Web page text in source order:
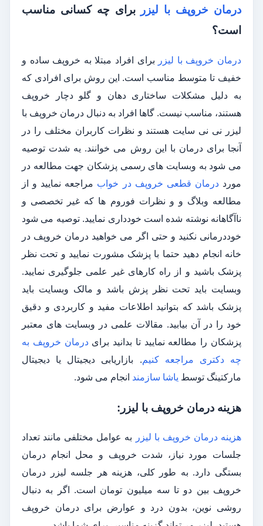
درمان خروپف با لیزر
برای چه کسانی مناسب
است؟
درمان خروپف با لیزر
برای افراد مبتلا به خروپف ساده و
خفیف تا متوسط مناسب است. این روش برای افرادی که
به دلیل مشکلات ساختاری دهان و گلو دچار خروپف
هستند، مناسب نیست. گاها افراد به دنبال درمان خروپف با
لیزر نی نی سایت هستند و نظرات کاربران مختلف را در
آنجا برای درمان با این روش می خوانند. یه شدت توصیه
می شود به وبسایت های رسمی پزشکان جهت مطالعه در
مورددرمان قطعی خروپف در خواب مراجعه نمایید و از
مطالعه وبلاگ و و نظرات فوروم ها که غیر تخصصی و
ناآگاهانه نوشته شده است خودداری نمایید. توصیه می شود
خوددرمانی نکنید و حتی اگر می خواهید درمان خروپف در
خانه انجام دهید حتما با پزشک مشورت نمایید و تحت نظر
پزشک باشید و از راه کارهای غیر علمی جلوگیری نمایید.
وبسایت باید تحت نظر پزش باشد و مالک وبسایت باید
پزشک باشد که بتوانید اطلاعات مفید و کاربردی و دقیق
خود را در آن بیابید. مقالات علمی در وبسایت های معتبر
پزشکان را مطالعه نمایید تا بدانید برایدرمان خروپف به
چه دکتری مراجعه کنیم. بازاریابی دیجیتال یا دیجیتال
مارکتینگ توسط یاشا سازمند انجام می شود.
هزینه درمان خروپف با لیزر:
هزینه درمان خروپف با لیزر
به عوامل مختلفی مانند تعداد
جلسات مورد نیاز، شدت خروپف و محل انجام درمان
بستگی دارد. به طور کلی، هزینه هر جلسه لیزر درمان
خروپف بین دو تا سه میلیون تومان است. اگر به دنبال
روشی نوین، بدون درد و عوارض برای درمان خروپف